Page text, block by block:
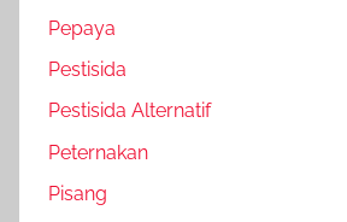
Pepaya
Pestisida
Pestisida Alternatif
Peternakan
Pisang